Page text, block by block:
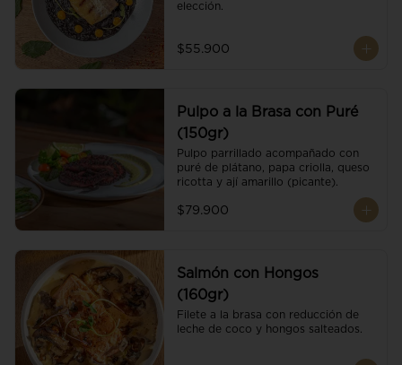
elección.
$55.900
Pulpo a la Brasa con Puré
(150gr)
Pulpo parrillado acompañado con
puré de plátano, papa criolla, queso
ricotta y ají amarillo (picante).
$79.900
Salmón con Hongos
(160gr)
Filete a la brasa con reducción de
leche de coco y hongos salteados.